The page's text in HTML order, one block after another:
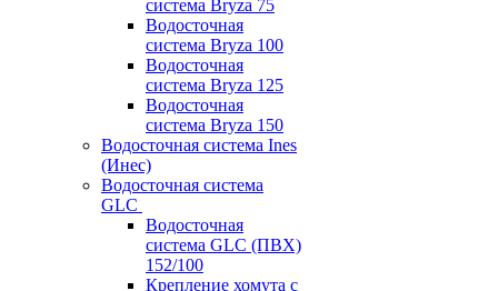
система Bryza 75
Водосточная
система Bryza 100
Водосточная
система Bryza 125
Водосточная
система Bryza 150
Водосточная система Ines
(Инес)
Водосточная система
GLC
Водосточная
система GLC (ПВХ)
152/100
Крепление хомута с